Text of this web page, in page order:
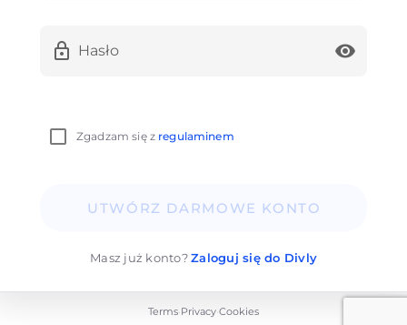
Hasło
Zgadzam się z regulaminem
UTWÓRZ DARMOWE KONTO
Masz już konto?Zaloguj się do Divly
Terms•Privacy•Cookies